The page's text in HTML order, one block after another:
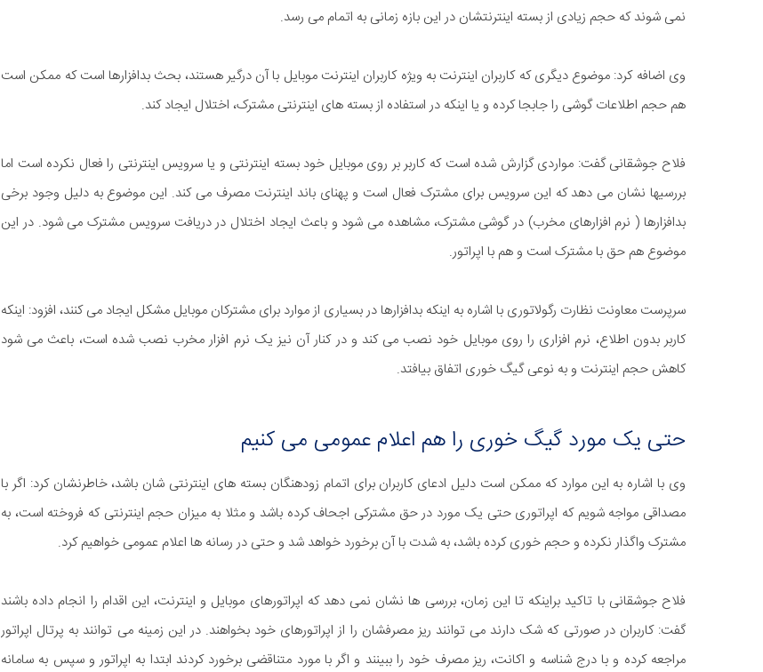
نمی شوند که حجم زیادی از بسته اینترنتشان در این بازه زمانی به اتمام می رسد.
وی اضافه کرد: موضوع دیگری که کاربران اینترنت به ویژه کاربران اینترنت موبایل با آن درگیر هستند، بحث بدافزارها است که ممکن است
هم حجم اطلاعات گوشی را جابجا کرده و یا اینکه در استفاده از بسته های اینترنتی مشترک، اختلال ایجاد کند.
فلاح جوشقانی گفت: مواردی گزارش شده است که کاربر بر روی موبایل خود بسته اینترنتی و یا سرویس اینترنتی را فعال نکرده است اما
بررسیها نشان می دهد که این سرویس برای مشترک فعال است و پهنای باند اینترنت مصرف می کند. این موضوع به دلیل وجود برخی
بدافزارها ( نرم افزارهای مخرب) در گوشی مشترک، مشاهده می شود و باعث ایجاد اختلال در دریافت سرویس مشترک می شود. در این
موضوع هم حق با مشترک است و هم با اپراتور.
سرپرست معاونت نظارت رگولاتوری با اشاره به اینکه بدافزارها در بسیاری از موارد برای مشترکان موبایل مشکل ایجاد می کنند، افزود: اینکه
کاربر بدون اطلاع، نرم افزاری را روی موبایل خود نصب می کند و در کنار آن نیز یک نرم افزار مخرب نصب شده است، باعث می شود
کاهش حجم اینترنت و به نوعی گیگ خوری اتفاق بیافتد.
حتی یک مورد گیگ خوری را هم اعلام عمومی می کنیم
وی با اشاره به این موارد که ممکن است دلیل ادعای کاربران برای اتمام زودهنگان بسته های اینترنتی شان باشد، خاطرنشان کرد: اگر با
مصداقی مواجه شویم که اپراتوری حتی یک مورد در حق مشترکی اجحاف کرده باشد و مثلا به میزان حجم اینترنتی که فروخته است، به
مشترک واگذار نکرده و حجم خوری کرده باشد، به شدت با آن برخورد خواهد شد و حتی در رسانه ها اعلام عمومی خواهیم کرد.
فلاح جوشقانی با تاکید براینکه تا این زمان، بررسی ها نشان نمی دهد که اپراتورهای موبایل و اینترنت، این اقدام را انجام داده باشند
گفت: کاربران در صورتی که شک دارند می توانند ریز مصرفشان را از اپراتورهای خود بخواهند. در این زمینه می توانند به پرتال اپراتور
مراجعه کرده و با درج شناسه و اکانت، ریز مصرف خود را ببینند و اگر با مورد متناقضی برخورد کردند ابتدا به اپراتور و سپس به سامانه